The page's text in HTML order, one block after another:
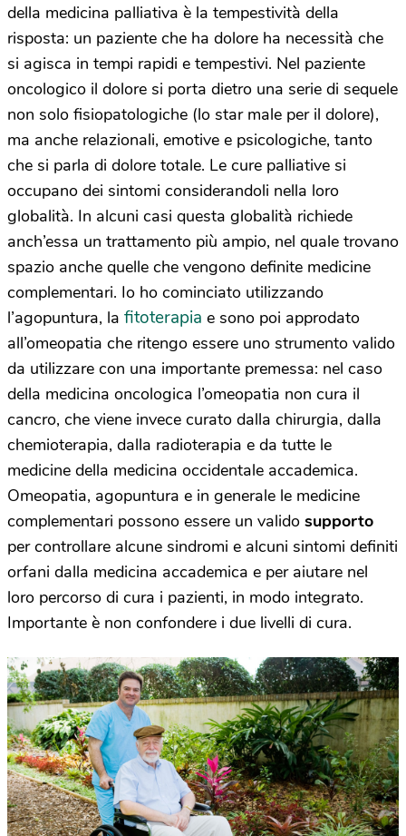
della medicina palliativa è la tempestività della
risposta: un paziente che ha dolore ha necessità che
si agisca in tempi rapidi e tempestivi. Nel paziente
oncologico il dolore si porta dietro una serie di sequele
non solo fisiopatologiche (lo star male per il dolore),
ma anche relazionali, emotive e psicologiche, tanto
che si parla di dolore totale. Le cure palliative si
occupano dei sintomi considerandoli nella loro
globalità. In alcuni casi questa globalità richiede
anch’essa un trattamento più ampio, nel quale trovano
spazio anche quelle che vengono definite medicine
complementari. Io ho cominciato utilizzando
l’agopuntura, la fitoterapia e sono poi approdato
all’omeopatia che ritengo essere uno strumento valido
da utilizzare con una importante premessa: nel caso
della medicina oncologica l’omeopatia non cura il
cancro, che viene invece curato dalla chirurgia, dalla
chemioterapia, dalla radioterapia e da tutte le
medicine della medicina occidentale accademica.
Omeopatia, agopuntura e in generale le medicine
complementari possono essere un valido supporto
per controllare alcune sindromi e alcuni sintomi definiti
orfani dalla medicina accademica e per aiutare nel
loro percorso di cura i pazienti, in modo integrato.
Importante è non confondere i due livelli di cura.